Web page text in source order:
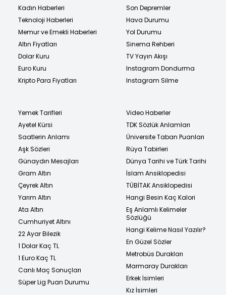
Kadın Haberleri
Teknoloji Haberleri
Memur ve Emekli Haberleri
Altın Fiyatları
Dolar Kuru
Euro Kuru
Kripto Para Fiyatları
Son Depremler
Hava Durumu
Yol Durumu
Sinema Rehberi
TV Yayın Akışı
Instagram Dondurma
Instagram Silme
Yemek Tarifleri
Ayetel Kürsi
Saatlerin Anlamı
Aşk Sözleri
Günaydın Mesajları
Gram Altın
Çeyrek Altın
Yarım Altın
Ata Altın
Cumhuriyet Altını
22 Ayar Bilezik
1 Dolar Kaç TL
1 Euro Kaç TL
Canlı Maç Sonuçları
Süper Lig Puan Durumu
Video Haberler
TDK Sözlük Anlamları
Üniversite Taban Puanları
Rüya Tabirleri
Dünya Tarihi ve Türk Tarihi
İslam Ansiklopedisi
TÜBİTAK Ansiklopedisi
Hangi Besin Kaç Kalori
Eş Anlamlı Kelimeler
Sözlüğü
Hangi Kelime Nasıl Yazılır?
En Güzel Sözler
Metrobüs Durakları
Marmaray Durakları
Erkek İsimleri
Kız İsimleri